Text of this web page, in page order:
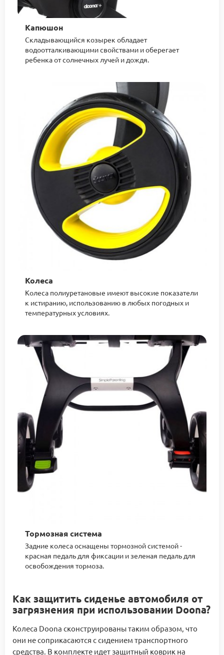
Капюшон
Складывающийся козырек обладает
водоотталкивающими свойствами и оберегает
ребенка от солнечных лучей и дождя.
Колеса
Колеса полиуретановые имеют высокие показатели
к истиранию, использованию в любых погодных и
температурных условиях.
Тормозная система
Задние колеса оснащены тормозной системой -
красная педаль для фиксации и зеленая педаль для
освобождения тормоза.
Как защитить сиденье автомобиля от
загрязнения при использовании Doona?
Колеса Doona сконструированы таким образом, что
они не соприкасаются с сидением транспортного
средства. В комплекте идет защитный коврик на